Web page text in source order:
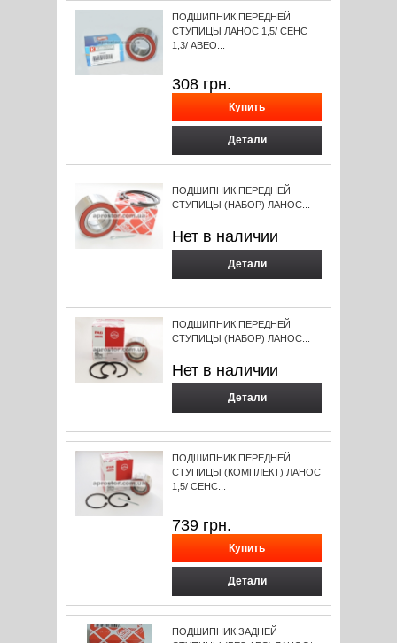
ПОДШИПНИК ПЕРЕДНЕЙ
СТУПИЦЫ ЛАНОС 1,5/ СЕНС
1,3/ АВЕО...
308 грн.
Детали
ПОДШИПНИК ПЕРЕДНЕЙ
СТУПИЦЫ (НАБОР) ЛАНОС...
Нет в наличии
Детали
ПОДШИПНИК ПЕРЕДНЕЙ
СТУПИЦЫ (НАБОР) ЛАНОС...
Нет в наличии
Детали
ПОДШИПНИК ПЕРЕДНЕЙ
СТУПИЦЫ (КОМПЛЕКТ) ЛАНОС
1,5/ СЕНС...
739 грн.
Детали
ПОДШИПНИК ЗАДНЕЙ